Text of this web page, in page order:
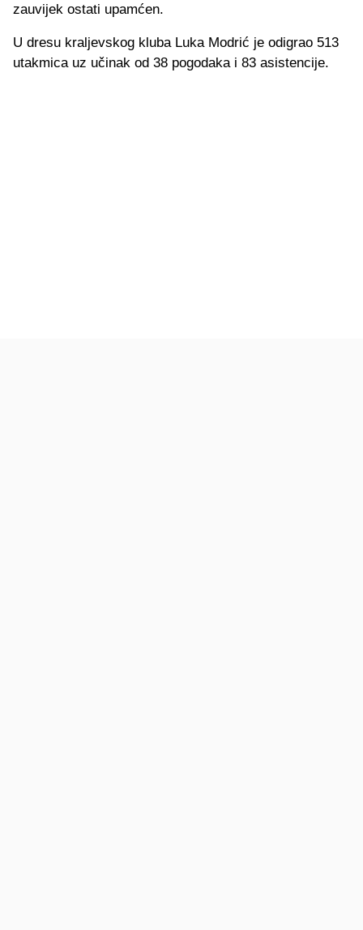
zauvijek ostati upamćen.
U dresu kraljevskog kluba Luka Modrić je odigrao 513
utakmica uz učinak od 38 pogodaka i 83 asistencije.